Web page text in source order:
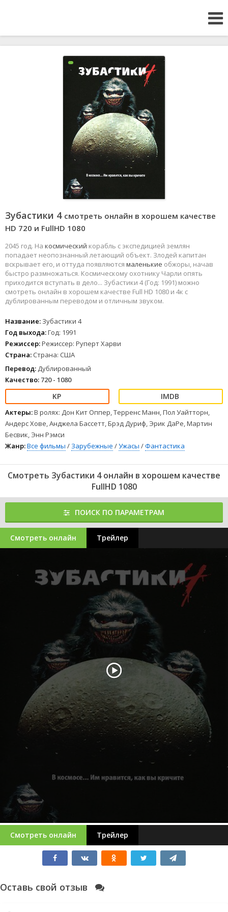
Зубастики 4 смотреть онлайн в хорошем качестве
HD 720 и FullHD 1080
2045 год. На космический корабль с экспедицией землян
попадает неопознанный летающий объект. Злодей капитан
вскрывает его, и оттуда появляются маленькие обжоры, начав
быстро размножаться. Космическому охотнику Чарли опять
приходится вступать в дело... Зубастики 4 (Год: 1991) можно
смотреть онлайн в хорошем качестве Full HD 1080 и 4к с
дублированным переводом и отличным звуком.
Название: Зубастики 4
Год выхода:Год: 1991
Режиссер:Режиссер: Руперт Харви
Страна: Страна: США
Перевод: Дублированный
Качество: 720 - 1080
Актеры:В ролях: Дон Кит Оппер, Терренс Манн, Пол Уайтторн,
Андерс Хове, Анджела Бассетт, Брэд Дуриф, Эрик ДаРе, Мартин
Бесвик, Энн Рэмси
Жанр:Все фильмы / Зарубежные /Ужасы /Фантастика
Смотреть Зубастики 4 онлайн в хорошем качестве
FullHD 1080
ПОИСК ПО ПАРАМЕТРАМ
Смотреть онлайн Трейлер
Смотреть онлайн Трейлер
Оставь свой отзыв